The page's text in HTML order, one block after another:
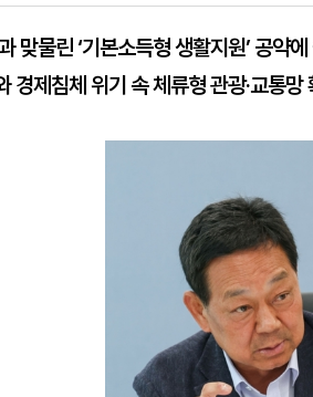
맞물린 ‘기본소득형 생활지원’ 공약
경제침체 위기 속 체류형 관광·교통망